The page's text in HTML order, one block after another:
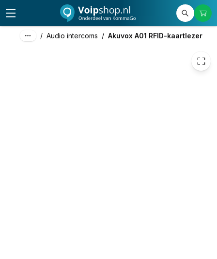
/ Audio intercoms / Akuvox A01 RFID-kaartlezer
excl. btw
incl. btw